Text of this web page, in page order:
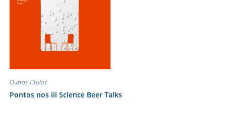
Outros Títulos
Pontos nos iii Science Beer Talks